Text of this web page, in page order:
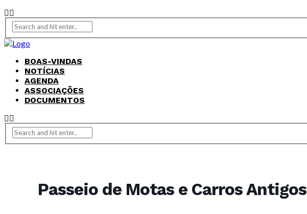
BOAS-VINDAS
NOTÍCIAS
AGENDA
ASSOCIAÇÕES
DOCUMENTOS
Passeio de Motas e Carros Antigos